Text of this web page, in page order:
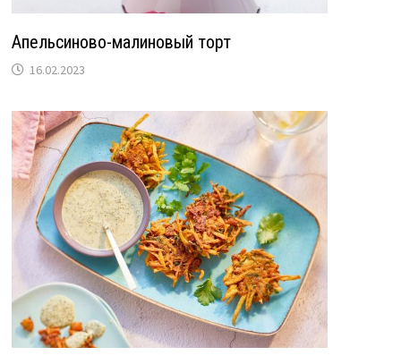
Апельсиново-малиновый торт
16.02.2023